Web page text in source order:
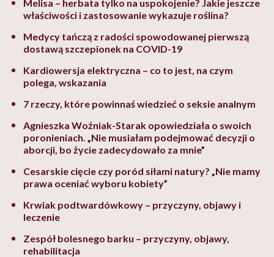
Melisa – herbata tylko na uspokojenie? Jakie jeszcze
właściwości i zastosowanie wykazuje roślina?
Medycy tańczą z radości spowodowanej pierwszą
dostawą szczepionek na COVID-19
Kardiowersja elektryczna – co to jest, na czym
polega, wskazania
7 rzeczy, które powinnaś wiedzieć o seksie analnym
Agnieszka Woźniak-Starak opowiedziała o swoich
poronieniach. „Nie musiałam podejmować decyzji o
aborcji, bo życie zadecydowało za mnie”
Cesarskie cięcie czy poród siłami natury? „Nie mamy
prawa oceniać wyboru kobiety”
Krwiak podtwardówkowy – przyczyny, objawy i
leczenie
Zespół bolesnego barku – przyczyny, objawy,
rehabilitacja